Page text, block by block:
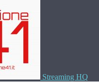
Streaming HQ